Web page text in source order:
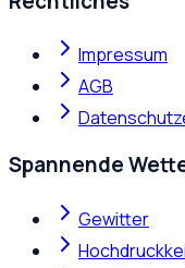
Impressum
AGB
Spannende
Gewitter